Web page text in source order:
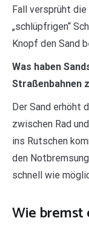
Fall versprüht die
„schlüpfrigen“
Knopf den Sand
Was haben
Straßenbahnen
Der Sand erhöht
zwischen Rad
ins Rutschen
den
schnell wie
Wie bremst